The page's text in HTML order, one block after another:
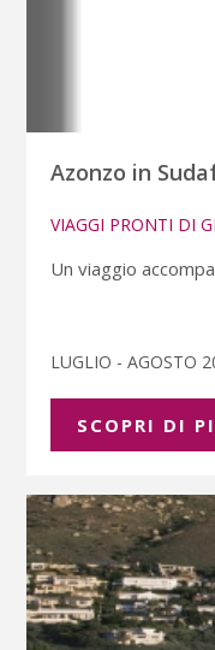
Azonzo in
VIAGGI PRONTI DI
Un viaggio
LUGLIO - AGOSTO
SCOPRI DI